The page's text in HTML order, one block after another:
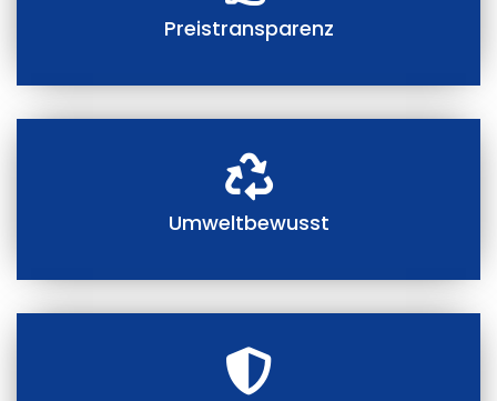
Preistransparenz
Umweltbewusst